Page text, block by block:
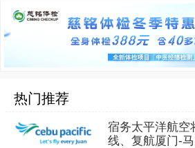
热门推荐
宿务太平洋航空
线、复航厦门-